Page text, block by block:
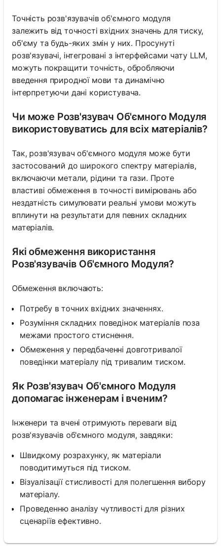
Точність розв'язувачів об'ємного модуля
залежить від точності вхідних значень для тиску,
об'єму та будь-яких змін у них. Просунуті
розв'язувачі, інтегровані з інтерфейсами чату LLM,
можуть покращити точність, обробляючи
введення природної мови та динамічно
інтерпретуючи дані користувача.
Чи може Розв'язувач Об'ємного Модуля
використовуватись для всіх матеріалів?
Так, розв'язувач об'ємного модуля може бути
застосований до широкого спектру матеріалів,
включаючи метали, рідини та гази. Проте
властиві обмеження в точності вимірювань або
нездатність симулювати реальні умови можуть
вплинути на результати для певних складних
матеріалів.
Які обмеження використання
Розв'язувачів Об'ємного Модуля?
Обмеження включають:
Потребу в точних вхідних значеннях.
Розуміння складних поведінок матеріалів поза
межами простого стиснення.
Обмеження у передбаченні довготривалої
поведінки матеріалу під тривалим тиском.
Як Розв'язувач Об'ємного Модуля
допомагає інженерам і вченим?
Інженери та вчені отримують переваги від
розв'язувачів об'ємного модуля, завдяки:
Швидкому розрахунку, як матеріали
поводитимуться під тиском.
Візуалізації стисливості для полегшення вибору
матеріалу.
Проведенню аналізу чутливості для різних
сценаріїв ефективно.